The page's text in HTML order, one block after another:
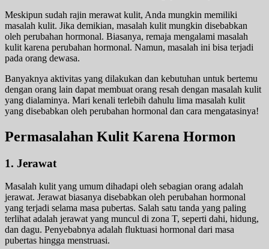
Meskipun sudah rajin merawat kulit, Anda mungkin memiliki
masalah kulit. Jika demikian, masalah kulit mungkin disebabkan
oleh perubahan hormonal. Biasanya, remaja mengalami masalah
kulit karena perubahan hormonal. Namun, masalah ini bisa terjadi
pada orang dewasa.
Banyaknya aktivitas yang dilakukan dan kebutuhan untuk bertemu
dengan orang lain dapat membuat orang resah dengan masalah kulit
yang dialaminya. Mari kenali terlebih dahulu lima masalah kulit
yang disebabkan oleh perubahan hormonal dan cara mengatasinya!
Permasalahan Kulit Karena Hormon
1. Jerawat
Masalah kulit yang umum dihadapi oleh sebagian orang adalah
jerawat. Jerawat biasanya disebabkan oleh perubahan hormonal
yang terjadi selama masa pubertas. Salah satu tanda yang paling
terlihat adalah jerawat yang muncul di zona T, seperti dahi, hidung,
dan dagu. Penyebabnya adalah fluktuasi hormonal dari masa
pubertas hingga menstruasi.